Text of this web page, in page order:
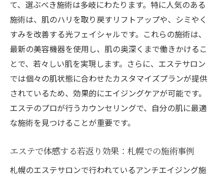
化
エステで実現する肌の輝き：札幌での施術
内容
札幌のエステサロンで体験する輝く肌の秘
密
エステ施術がもたらす札幌での肌の輝きの
向上
て、選ぶべき施術は多岐にわたります。特に人気のある
施術は、肌のハリを取り戻すリフトアップや、シミやく
すみを改善する光フェイシャルです。これらの施術は、
最新の美容機器を使用し、肌の奥深くまで働きかけるこ
とで、若々しい肌を実現します。さらに、エステサロン
では個々の肌状態に合わせたカスタマイズプランが提供
されているため、効果的にエイジングケアが可能です。
エステのプロが行うカウンセリングで、自分の肌に最適
な施術を見つけることが重要です。
エステで体感する若返り効果：札幌での施術事例
札幌のエステサロンで行われているアンチエイジング施